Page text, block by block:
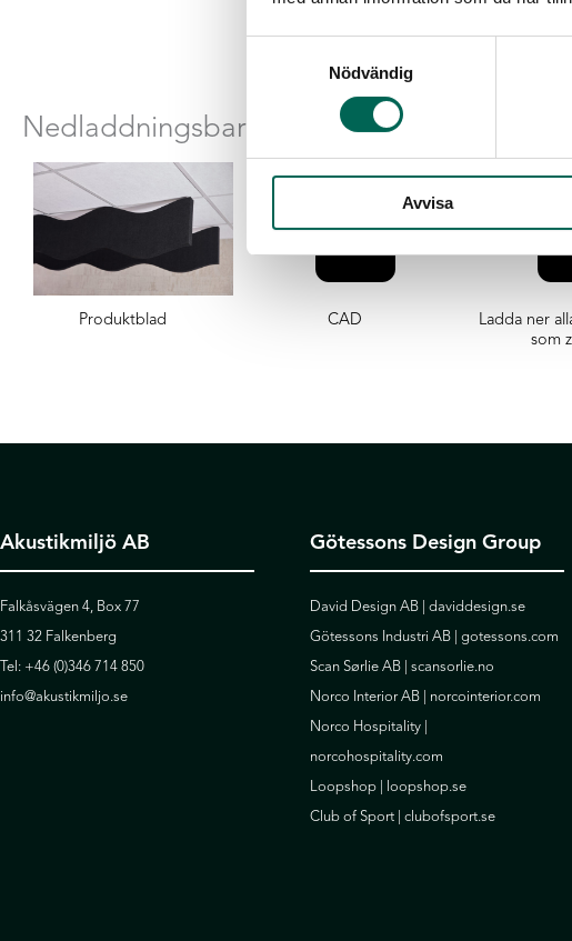
Nödvändig
Avvisa
Nedladdningsbara filer
Produktblad CAD
Ladda ner
som
Akustikmiljö AB
Falkåsvägen 4, Box 77
311 32 Falkenberg
Tel: +46 (0)346 714 850
info@akustikmiljo.se
Götessons Design Group
David Design AB | daviddesign.se
Götessons Industri AB | gotessons.com
Scan Sørlie AB | scansorlie.no
Norco Interior AB | norcointerior.com
Norco Hospitality |
norcohospitality.com
Loopshop |
loopshop.se
Club of Sport | clubofsport.se